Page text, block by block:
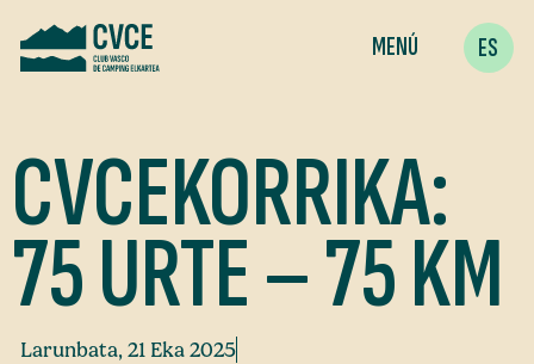
MENÚ ES
CVCEKORRIKA:
75 URTE – 75 KM
Larunbata, 21 Eka 2025